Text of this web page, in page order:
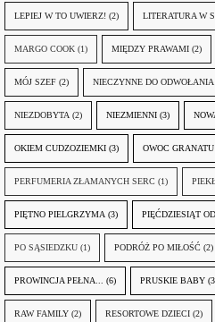
LEPIEJ W TO UWIERZ! (2) LITERATURA W
MARGO COOK (1) MIĘDZY PRAWAMI (2)
MÓJ SZEF (2) NIECZYNNE DO ODWOŁANIA
NIEZDOBYTA (2) NIEZMIENNI (3)
OKIEM CUDZOZIEMKI (3) OWOC GRANATU
PERFUMERIA ZŁAMANYCH SERC (1)
PIĘTNO PIELGRZYMA (3) PIĘĆDZIESIĄT
PO SĄSIEDZKU (1) PODRÓŻ PO MIŁOŚĆ (2)
PROWINCJA PEŁNA... (6) PRUSKIE BABY
RAW FAMILY (2) RESORTOWE DZIECI (2)